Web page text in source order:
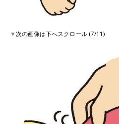
▼次の画像は下へスクロール (7/11)